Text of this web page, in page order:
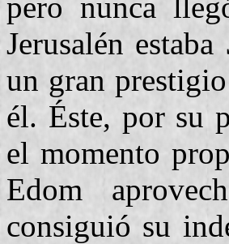
Jerusalén estaba
un gran
él. Éste, por su
el momento
Edom
consiguió su